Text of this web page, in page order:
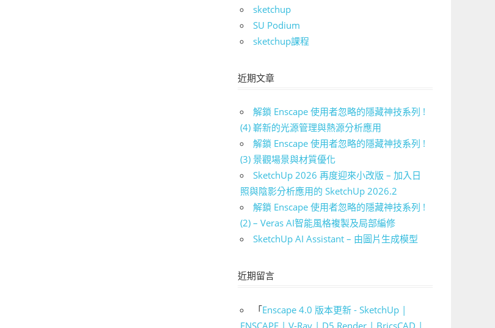
sketchup
SU Podium
sketchup課程
近期文章
解鎖 Enscape 使用者忽略的隱藏神技系列 !
(4) 嶄新的光源管理與熱源分析應用
解鎖 Enscape 使用者忽略的隱藏神技系列 !
(3) 景觀場景與材質優化
SketchUp 2026 再度迎來小改版 – 加入日
照與陰影分析應用的 SketchUp 2026.2
解鎖 Enscape 使用者忽略的隱藏神技系列 !
(2) – Veras AI智能風格複製及局部編修
SketchUp AI Assistant – 由圖片生成模型
近期留言
「Enscape 4.0 版本更新 - SketchUp |
ENSCAPE | V-Ray | D5 Render | BricsCAD |